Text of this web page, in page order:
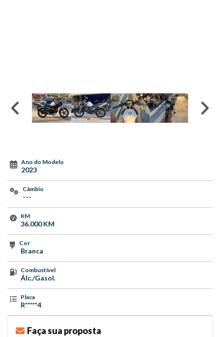
Ano do Modelo
2023
Câmbio
---
KM
36.000 KM
Cor
Branca
Combustível
Álc./Gasol.
Placa
R*****4
Faça sua proposta